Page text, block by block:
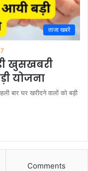
ताजा खबरें
खुसखबरी
योजना
बार घर खरीदने वालों को बड़ी
Comments